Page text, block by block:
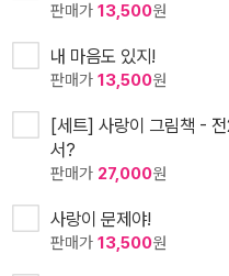
판매가 13,500원
내 마음도 있지!
판매가 13,500원
[세트] 사랑이 그림책 -
서?
판매가 27,000원
사랑이 문제야!
판매가 13,500원